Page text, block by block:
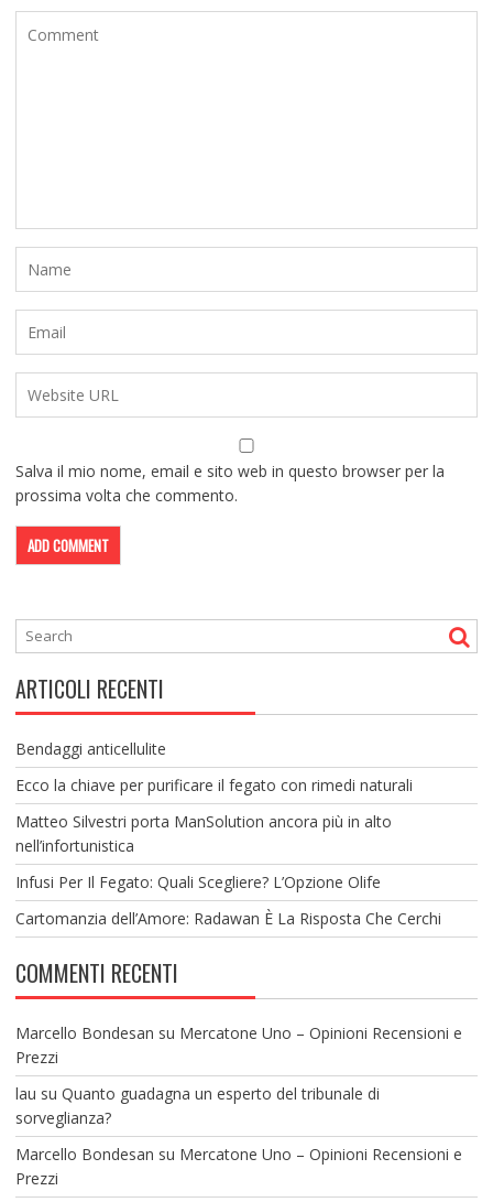
Salva il mio nome, email e sito web in questo browser per la
prossima volta che commento.
ARTICOLI RECENTI
Bendaggi anticellulite
Ecco la chiave per purificare il fegato con rimedi naturali
Matteo Silvestri porta ManSolution ancora più in alto
nell’infortunistica
Infusi Per Il Fegato: Quali Scegliere? L’Opzione Olife
Cartomanzia dell’Amore: Radawan È La Risposta Che Cerchi
COMMENTI RECENTI
Marcello Bondesan su Mercatone Uno – Opinioni Recensioni e
Prezzi
lau su Quanto guadagna un esperto del tribunale di
sorveglianza?
Marcello Bondesan su Mercatone Uno – Opinioni Recensioni e
Prezzi